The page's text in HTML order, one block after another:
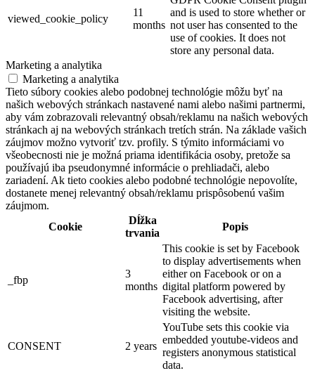
viewed_cookie_policy
11
months
and is used to store whether or
not user has consented to the
use of cookies. It does not
store any personal data.
Marketing a analytika
Marketing a analytika
Tieto súbory cookies alebo podobnej technológie môžu byť na
našich webových stránkach nastavené nami alebo našimi partnermi,
aby vám zobrazovali relevantný obsah/reklamu na našich webových
stránkach aj na webových stránkach tretích strán. Na základe vašich
záujmov možno vytvoriť tzv. profily. S týmito informáciami vo
všeobecnosti nie je možná priama identifikácia osoby, pretože sa
používajú iba pseudonymné informácie o prehliadači, alebo
zariadení. Ak tieto cookies alebo podobné technológie nepovolíte,
dostanete menej relevantný obsah/reklamu prispôsobenú vašim
záujmom.
Cookie
Dĺžka
trvania
Popis
_fbp
3
months
This cookie is set by Facebook
to display advertisements when
either on Facebook or on a
digital platform powered by
Facebook advertising, after
visiting the website.
CONSENT 2 years
YouTube sets this cookie via
embedded youtube-videos and
registers anonymous statistical
data.